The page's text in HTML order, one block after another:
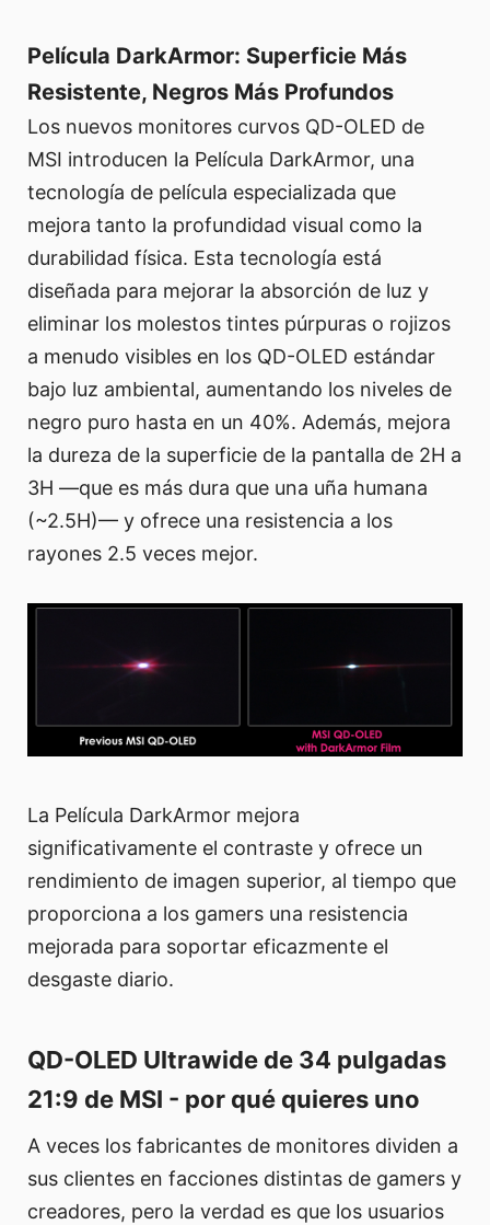
Película DarkArmor: Superficie Más
Resistente, Negros Más Profundos
Los nuevos monitores curvos QD-OLED de
MSI introducen la Película DarkArmor, una
tecnología de película especializada que
mejora tanto la profundidad visual como la
durabilidad física. Esta tecnología está
diseñada para mejorar la absorción de luz y
eliminar los molestos tintes púrpuras o rojizos
a menudo visibles en los QD-OLED estándar
bajo luz ambiental, aumentando los niveles de
negro puro hasta en un 40%. Además, mejora
la dureza de la superficie de la pantalla de 2H a
3H —que es más dura que una uña humana
(~2.5H)— y ofrece una resistencia a los
rayones 2.5 veces mejor.
La Película DarkArmor mejora
significativamente el contraste y ofrece un
rendimiento de imagen superior, al tiempo que
proporciona a los gamers una resistencia
mejorada para soportar eficazmente el
desgaste diario.
QD-OLED Ultrawide de 34 pulgadas
21:9 de MSI - por qué quieres uno
A veces los fabricantes de monitores dividen a
sus clientes en facciones distintas de gamers y
creadores, pero la verdad es que los usuarios